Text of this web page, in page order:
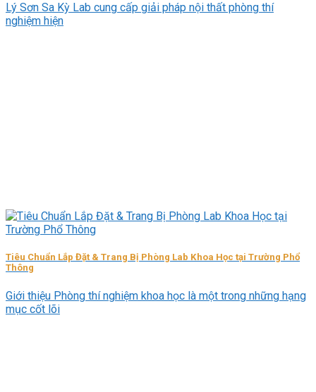
Lý Sơn Sa Kỳ Lab cung cấp giải pháp nội thất phòng thí
nghiệm hiện
Tiêu Chuẩn Lắp Đặt & Trang Bị Phòng Lab Khoa Học tại Trường Phổ
Thông
Giới thiệu Phòng thí nghiệm khoa học là một trong những hạng
mục cốt lõi